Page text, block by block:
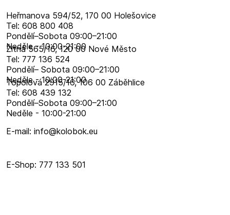
Heřmanova 594/52, 170 00 Holešovice
Tel: 608 800 408
Pondělí–​Sobota 09:00–​21:00
Neděle - 10:00-21:00
Žitná 565/16, 120 00 Nové Město
Tel: 777 136 524
Pondělí– Sobota 09:00–21:00
Neděle - 10:00-21:00
Topolová 2915/16, 106 00 Záběhlice
Tel: 608 439 132
Pondělí–​Sobota 09:00–​21:00
Neděle - 10:00-21:00
E-mail: info@kolobok.eu
E-Shop: 777 133 501